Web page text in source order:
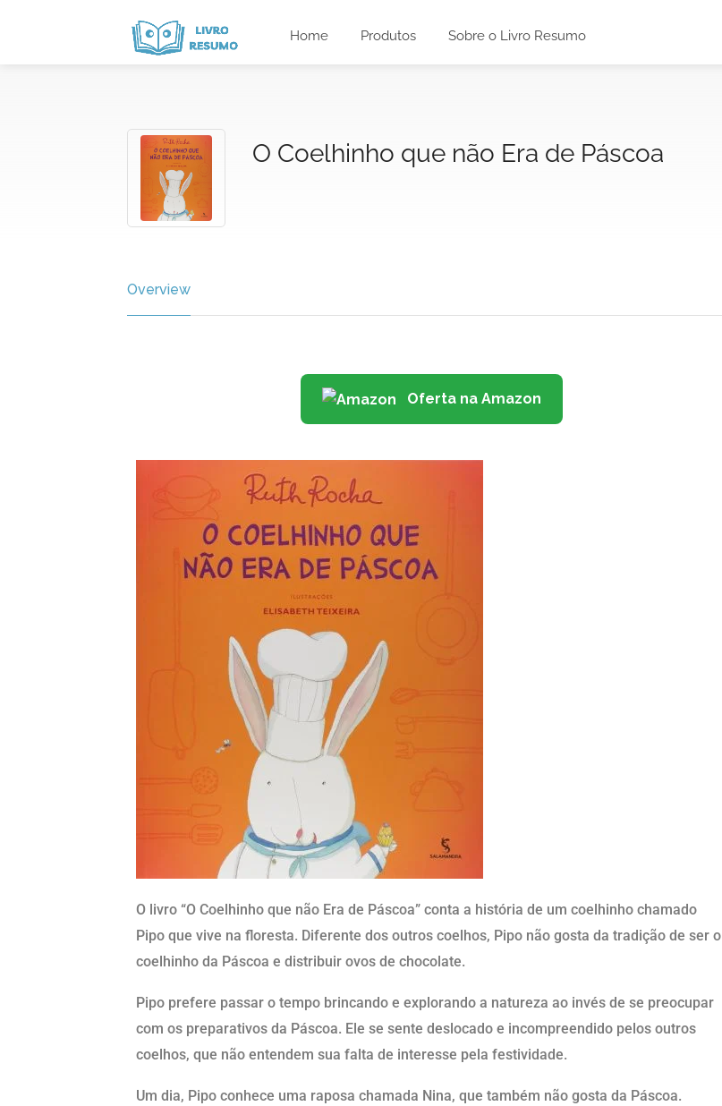
Home Produtos Sobre o Livro Resumo
O Coelhinho que não Era de Páscoa
Overview
Oferta na Amazon
O livro “O Coelhinho que não Era de Páscoa” conta a história de um coelhinho chamado
Pipo que vive na floresta. Diferente dos outros coelhos, Pipo não gosta da tradição de ser o
coelhinho da Páscoa e distribuir ovos de chocolate.
Pipo prefere passar o tempo brincando e explorando a natureza ao invés de se preocupar
com os preparativos da Páscoa. Ele se sente deslocado e incompreendido pelos outros
coelhos, que não entendem sua falta de interesse pela festividade.
Um dia, Pipo conhece uma raposa chamada Nina, que também não gosta da Páscoa.